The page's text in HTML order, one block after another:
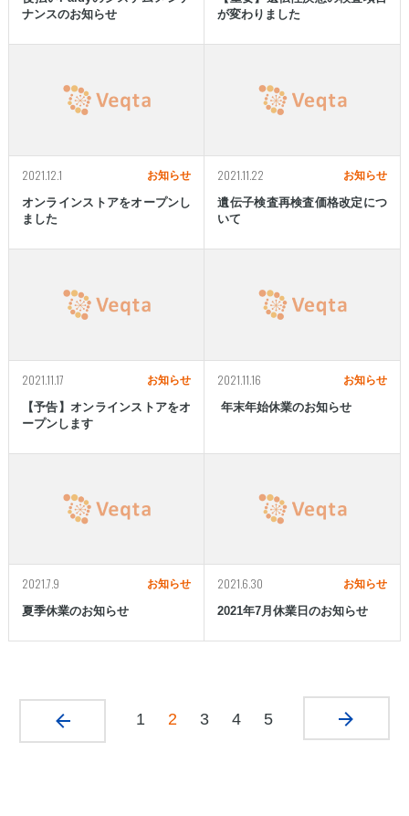
ナンスのお知らせ
が変わりました
2021.12.1 お知らせ
オンラインストアをオープンし
ました
2021.11.22 お知らせ
遺伝子検査再検査価格改定につ
いて
2021.11.17 お知らせ
【予告】オンラインストアをオ
ープンします
2021.11.16 お知らせ
年末年始休業のお知らせ
2021.7.9 お知らせ
夏季休業のお知らせ
2021.6.30 お知らせ
2021年7月休業日のお知らせ
1 2 3 4 5